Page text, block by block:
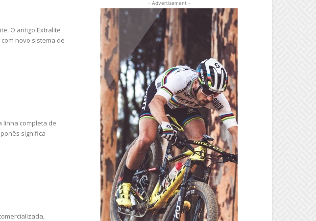
O antigo Extralite
novo sistema de
linha completa de
significa
- Advertisement -